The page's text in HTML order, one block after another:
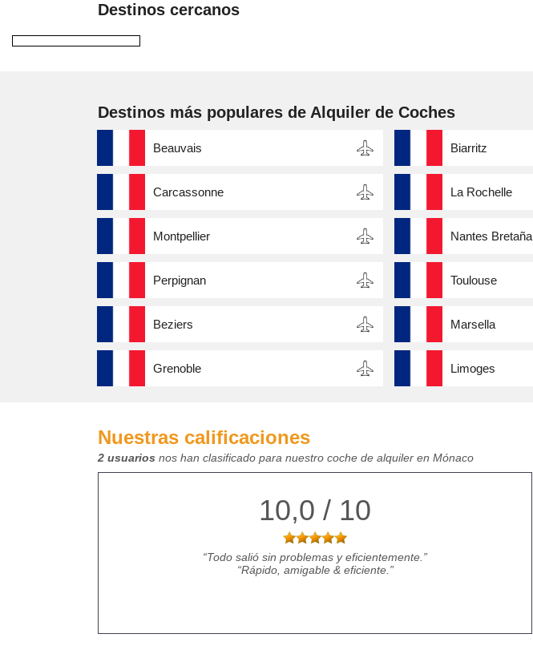
Destinos cercanos
Destinos más populares de Alquiler de Coches
Beauvais Biarritz
Carcassonne La Rochelle
Montpellier Nantes Bretaña
Perpignan Toulouse
Beziers Marsella
Grenoble Limoges
Nuestras calificaciones
2 usuarios nos han clasificado para nuestro coche de alquiler en Mónaco
10,0 / 10
Todo salió sin problemas y eficientemente.
Rápido, amigable & eficiente.